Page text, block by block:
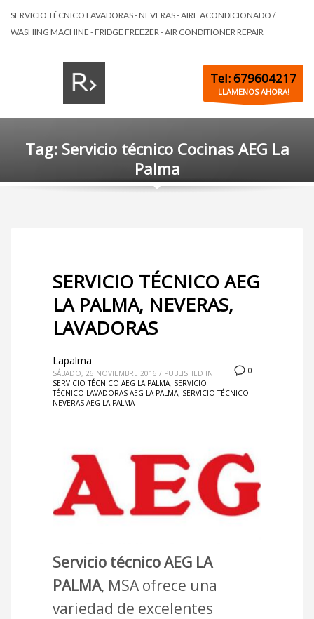
SERVICIO TÉCNICO LAVADORAS - NEVERAS - AIRE ACONDICIONADO /
WASHING MACHINE - FRIDGE FREEZER - AIR CONDITIONER REPAIR
Tel: 679604217
LLAMENOS AHORA!
Tag: Servicio técnico Cocinas AEG La
Palma
SERVICIO TÉCNICO AEG
LA PALMA, NEVERAS,
LAVADORAS
0
Lapalma
SÁBADO, 26 NOVIEMBRE 2016 / PUBLISHED IN
SERVICIO TÉCNICO AEG LA PALMA, SERVICIO
TÉCNICO LAVADORAS AEG LA PALMA, SERVICIO TÉCNICO
NEVERAS AEG LA PALMA
Servicio técnico AEG LA
PALMA, MSA ofrece una
variedad de excelentes